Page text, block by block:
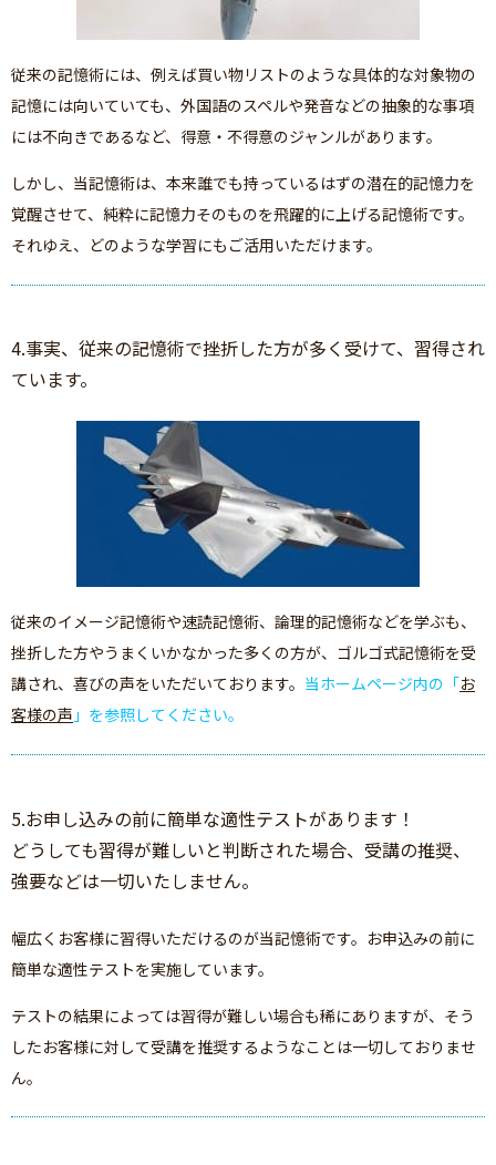
従来の記憶術には、例えば買い物リストのような具体的な対象物の
記憶には向いていても、外国語のスペルや発音などの抽象的な事項
には不向きであるなど、得意・不得意のジャンルがあります。
しかし、当記憶術は、本来誰でも持っているはずの潜在的記憶力を
覚醒させて、純粋に記憶力そのものを飛躍的に上げる記憶術です。
それゆえ、どのような学習にもご活用いただけます。
4.事実、従来の記憶術で挫折した方が多く受けて、習得され
ています。
従来のイメージ記憶術や速読記憶術、論理的記憶術などを学ぶも、
挫折した方やうまくいかなかった多くの方が、ゴルゴ式記憶術を受
講され、喜びの声をいただいております。 当ホームページ内の「お
客様の声 」を参照してください。
5.お申し込みの前に簡単な適性テストがあります！
どうしても習得が難しいと判断された場合、受講の推奨、
強要などは一切いたしません。
幅広くお客様に習得いただけるのが当記憶術です。お申込みの前に
簡単な適性テストを実施しています。
テストの結果によっては習得が難しい場合も稀にありますが、そう
したお客様に対して受講を推奨するようなことは一切しておりませ
ん。